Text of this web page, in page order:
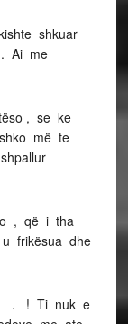
shkuar
Ai me
, se ke
më te
, që i tha
frikësua dhe
. ! Ti nuk e